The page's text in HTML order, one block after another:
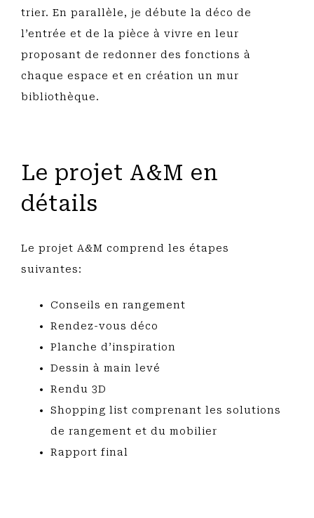
trier. En parallèle, je débute la déco de
l’entrée et de la pièce à vivre en leur
proposant de redonner des fonctions à
chaque espace et en création un mur
bibliothèque.
Le projet A&M en
détails
Le projet A&M comprend les étapes
suivantes:
Conseils en rangement
Rendez-vous déco
Planche d’inspiration
Dessin à main levé
Rendu 3D
Shopping list comprenant les solutions
de rangement et du mobilier
Rapport final